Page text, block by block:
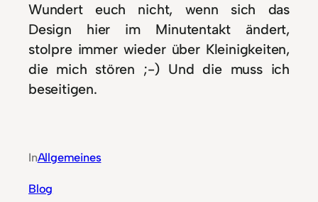
Wundert euch nicht, wenn sich das
Design hier im Minutentakt ändert,
stolpre immer wieder über Kleinigkeiten,
die mich stören ;-) Und die muss ich
beseitigen.
InAllgemeines
Blog